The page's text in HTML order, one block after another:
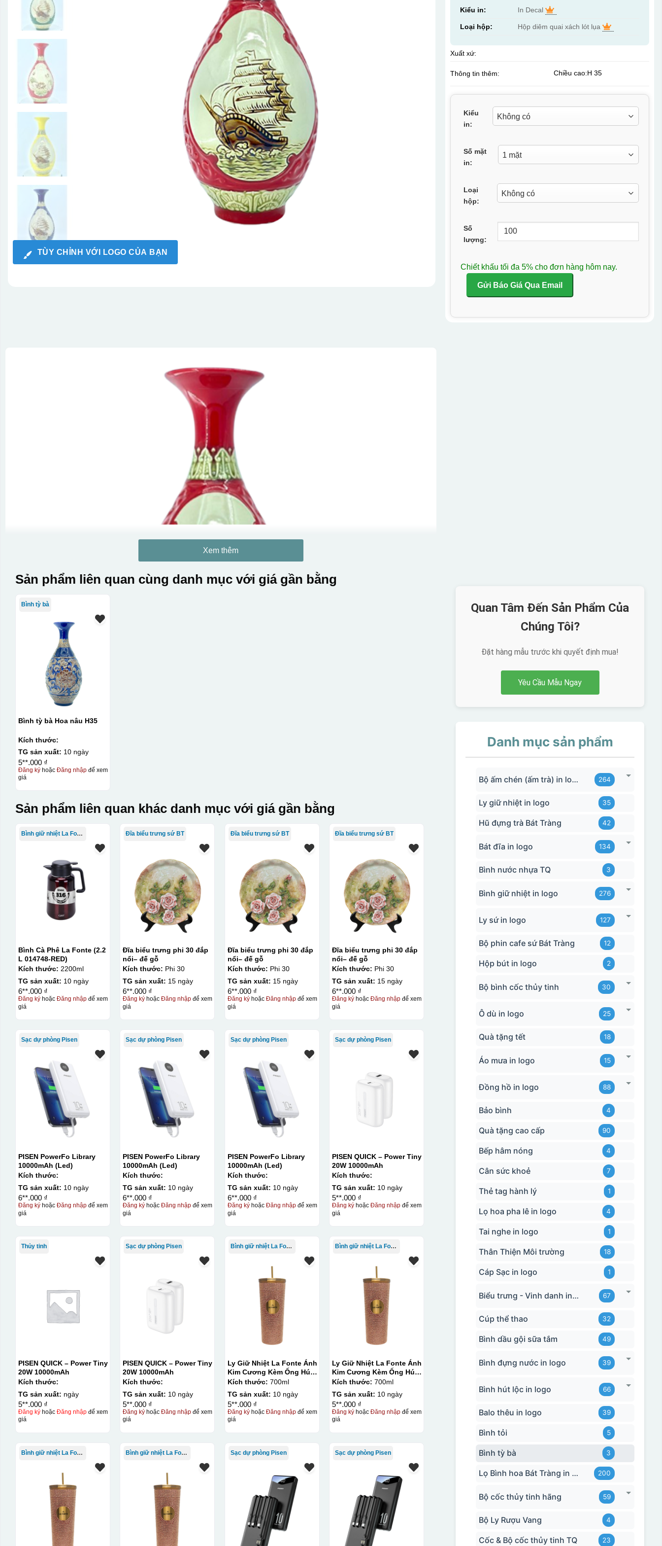
TÙY CHỈNH VỚI LOGO CỦA BẠN
Kiểu in: In Decal
Loại hộp: Hộp diêm quai xách lót lụa
Xuất xứ:
Thông tin thêm: Chiều cao:H 35
Kiểu
in:
Số mặt
in:
Loại
hộp:
Số
lượng:
Chiết khấu tối đa 5% cho đơn hàng hôm nay.
Gửi Báo Giá Qua Email
Xem thêm
Sản phẩm liên quan cùng danh mục với giá gần bằng
Bình tỳ bà
Bình tỳ bà Hoa nâu H35
Kích thước:
TG sản xuất: 10 ngày
5**.000 ₫
Đăng kýhoặc Đăng nhậpđể xem
giá
Sản phẩm liên quan khác danh mục với giá gần bằng
Bình giữ nhiệt La Fonte
Bình Cà Phê La Fonte (2.2
L 014748-RED)
Kích thước: 2200ml
TG sản xuất: 10 ngày
6**.000 ₫
Đăng kýhoặc Đăng nhậpđể xem
giá
Đĩa biểu trưng sứ BT
Đĩa biểu trưng phi 30 đắp
nổi– đế gỗ
Kích thước: Phi 30
TG sản xuất: 15 ngày
6**.000 ₫
Đăng ký hoặcĐăng nhập để xem
giá
Đĩa biểu trưng sứ BT
Đĩa biểu trưng phi 30 đắp
nổi– đế gỗ
Kích thước: Phi 30
TG sản xuất: 15 ngày
6**.000 ₫
Đăng kýhoặc Đăng nhậpđể xem
giá
Đĩa biểu trưng sứ BT
Đĩa biểu trưng phi 30 đắp
nổi– đế gỗ
Kích thước: Phi 30
TG sản xuất: 15 ngày
6**.000 ₫
Đăng ký hoặcĐăng nhập để xem
giá
Sạc dự phòng Pisen
PISEN PowerFo Library
10000mAh (Led)
Kích thước:
TG sản xuất: 10 ngày
6**.000 ₫
Đăng kýhoặc Đăng nhậpđể xem
giá
Sạc dự phòng Pisen
PISEN PowerFo Library
10000mAh (Led)
Kích thước:
TG sản xuất: 10 ngày
6**.000 ₫
Đăng ký hoặcĐăng nhập để xem
giá
Sạc dự phòng Pisen
PISEN PowerFo Library
10000mAh (Led)
Kích thước:
TG sản xuất: 10 ngày
6**.000 ₫
Đăng kýhoặc Đăng nhậpđể xem
giá
Sạc dự phòng Pisen
PISEN QUICK – Power Tiny
20W 10000mAh
Kích thước:
TG sản xuất: 10 ngày
5**.000 ₫
Đăng ký hoặcĐăng nhập để xem
giá
Thủy tinh
PISEN QUICK – Power Tiny
20W 10000mAh
Kích thước:
TG sản xuất: ngày
5**.000 ₫
Đăng kýhoặc Đăng nhậpđể xem
giá
Sạc dự phòng Pisen
PISEN QUICK – Power Tiny
20W 10000mAh
Kích thước:
TG sản xuất: 10 ngày
5**.000 ₫
Đăng ký hoặcĐăng nhập để xem
giá
Bình giữ nhiệt La Fonte
Ly Giữ Nhiệt La Fonte Ánh
Kim Cương Kèm Ống Hút-
700 ml-014687-GOL
Kích thước: 700ml
TG sản xuất: 10 ngày
5**.000 ₫
Đăng kýhoặc Đăng nhậpđể xem
giá
Bình giữ nhiệt La Fonte
Ly Giữ Nhiệt La Fonte Ánh
Kim Cương Kèm Ống Hút-
700 ml-014687-GOL
Kích thước: 700ml
TG sản xuất: 10 ngày
5**.000 ₫
Đăng ký hoặcĐăng nhập để xem
giá
Bình giữ nhiệt La Fonte Bình giữ nhiệt La Fonte Sạc dự phòng Pisen Sạc dự phòng Pisen
Quan Tâm Đến Sản Phẩm Của
Chúng Tôi?
Đặt hàng mẫu trước khi quyết định mua!
Yêu Cầu Mẫu Ngay
Danh mục sản phẩm
Bộ ấm chén (ấm trà) in logo 264
Ly giữ nhiệt in logo 35
Hũ đựng trà Bát Tràng 42
Bát đĩa in logo 134
Bình nước nhựa TQ 3
Bình giữ nhiệt in logo 276
Ly sứ in logo 127
Bộ phin cafe sứ Bát Tràng 12
Hộp bút in logo 2
Bộ bình cốc thủy tinh 30
Ô dù in logo 25
Quà tặng tết 18
Áo mưa in logo 15
Đồng hồ in logo 88
Bảo bình 4
Quà tặng cao cấp 90
Bếp hâm nóng 4
Cân sức khoẻ 7
Thẻ tag hành lý 1
Lọ hoa pha lê in logo 4
Tai nghe in logo 1
Thân Thiện Môi trường 18
Cáp Sạc in logo 1
Biểu trưng - Vinh danh in logo 67
Cúp thể thao 32
Bình dầu gội sữa tắm 49
Bình đựng nước in logo 39
Bình hút lộc in logo 66
Balo thêu in logo 39
Bình tỏi 5
Bình tỳ bà 3
Lọ Bình hoa Bát Tràng in logo 200
Bộ cốc thủy tinh hãng 59
Bộ Ly Rượu Vang 4
Cốc & Bộ cốc thủy tinh TQ 23